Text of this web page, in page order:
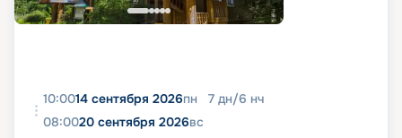
10:0014 сентября 2026пн 7 дн/6 нч
08:0020 сентября 2026вс